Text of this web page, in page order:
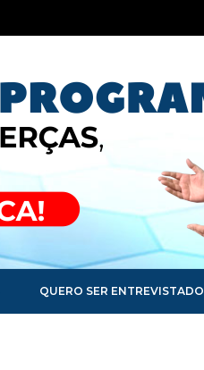
QUERO SER ENTREVISTADO